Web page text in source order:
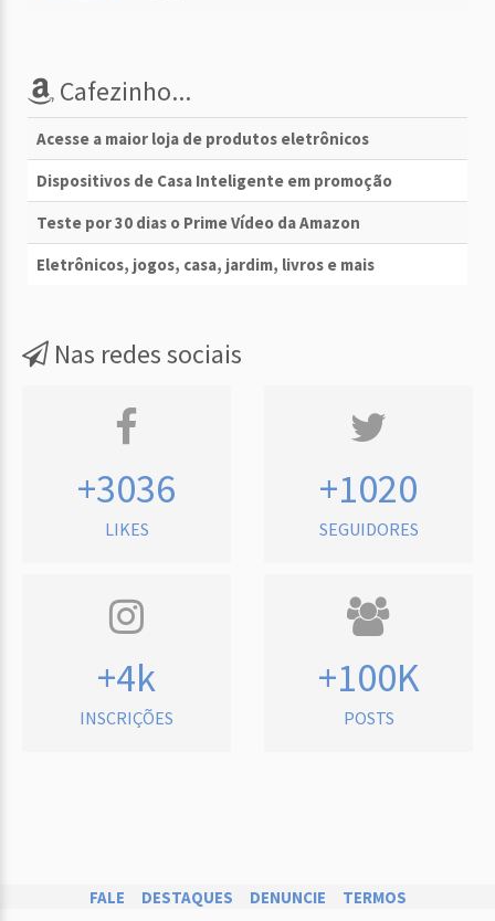
Cafezinho...
Acesse a maior loja de produtos eletrônicos
Dispositivos de Casa Inteligente em promoção
Teste por 30 dias o Prime Vídeo da Amazon
Eletrônicos, jogos, casa, jardim, livros e mais
Nas redes sociais
+3036
LIKES
+1020
SEGUIDORES
+4k
INSCRIÇÕES
+100K
POSTS
FALE DESTAQUES DENUNCIE TERMOS